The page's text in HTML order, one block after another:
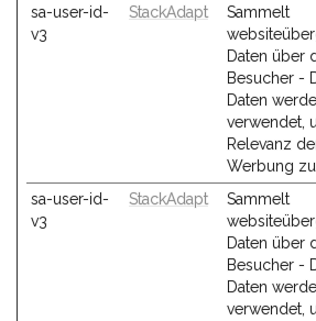
sa-user-id-
v3
StackAdapt
Sammelt
Daten über
Besucher -
Daten
verwendet,
Relevanz
Werbung
sa-user-id-
v3
StackAdapt
Sammelt
Daten über
Besucher -
Daten
verwendet,